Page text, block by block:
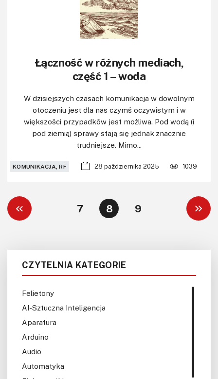
Łączność w różnych mediach,
część 1 – woda
W dzisiejszych czasach komunikacja w dowolnym
otoczeniu jest dla nas czymś oczywistym i w
większości przypadków jest możliwa. Pod wodą (i
pod ziemią) sprawy stają się jednak znacznie
trudniejsze. Mimo...
KOMUNIKACJA, RF 28 października 2025 1039
7 8 9
CZYTELNIA KATEGORIE
Felietony
AI-Sztuczna Inteligencja
Aparatura
Arduino
Audio
Automatyka